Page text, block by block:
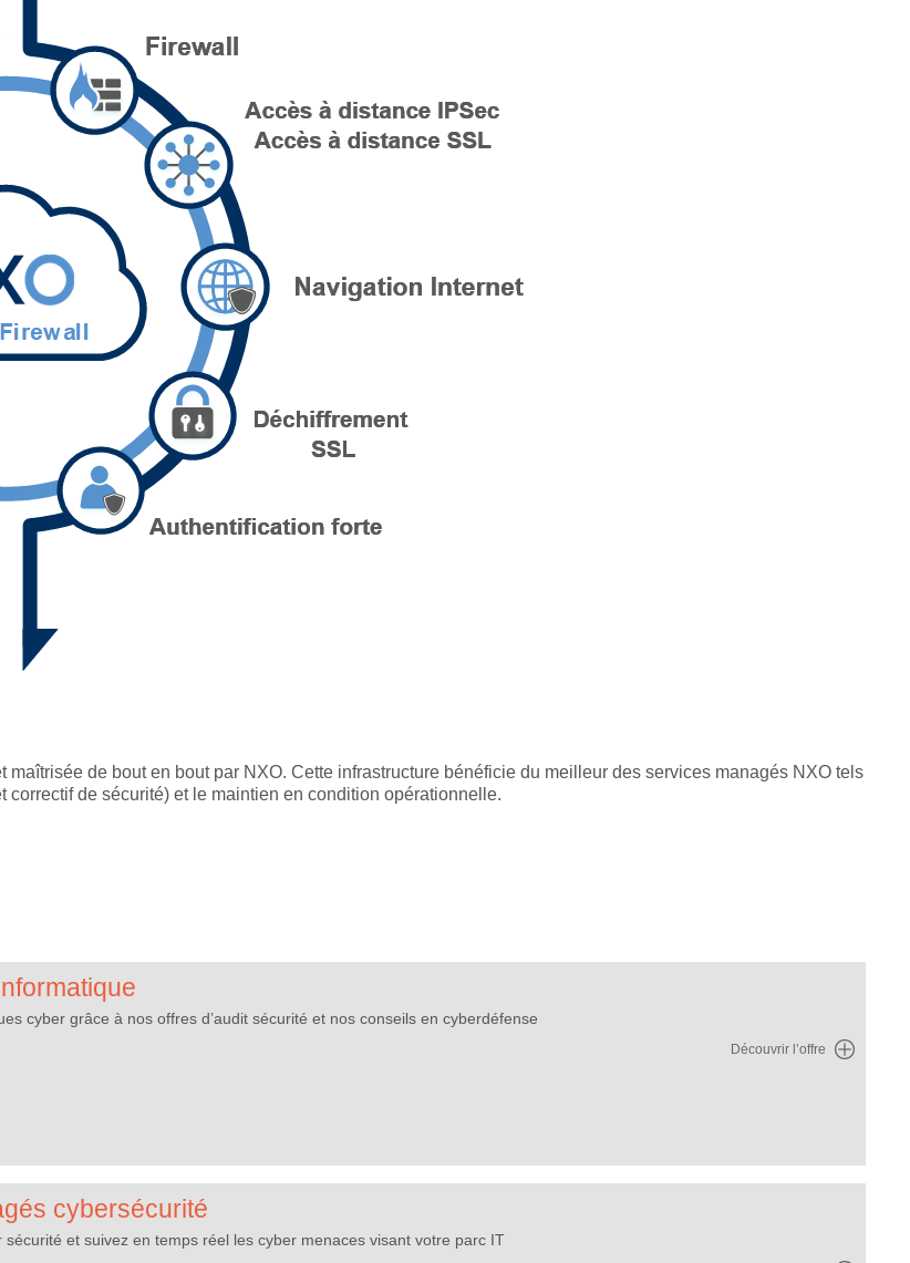
maîtrisée de bout en bout par NXO. Cette infrastructure bénéficie du meilleur des services managés NXO tels
de sécurité) et le maintien en condition opérationnelle.
cyber grâce à nos offres d’audit sécurité et nos conseils en cyberdéfense
Découvrir l’offre
cybersécurité
sécurité et suivez en temps réel les cyber menaces visant votre parc IT